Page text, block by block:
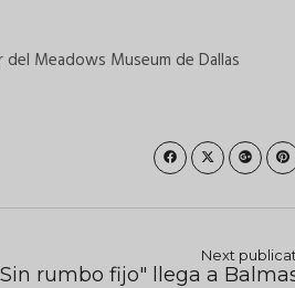
Meadows Museum de Dallas
Next
rumbo fijo" llega a